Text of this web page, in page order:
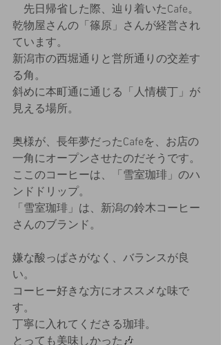
先日帰省した際、辿り着いたCafe。
乾物屋さんの「篠原」さんが経営され
ています。
新潟市の西堀通りと営所通りの交差す
る角。
斜めに本町通に通じる「人情横丁」が
見える場所。
奥様が、長年夢だったCafeを、お店の
一角にオープンさせたのだそうです。
ここのコーヒーは、「雪室珈琲」のハ
ンドドリップ。
「雪室珈琲」は、新潟の鈴木コーヒー
さんのブランド。
嫌な酸っぱさがなく、バランスが良
い。
コーヒー好きな方にオススメな味で
す。
丁寧に入れてくださる珈琲。
とっても美味しかった🎶